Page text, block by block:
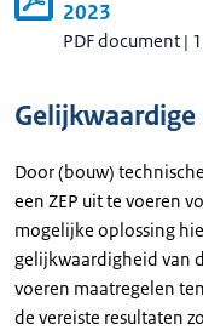
2023
PDF document |
Door (bouw)
een ZEP uit te voeren
mogelijke oplossing
gelijkwaardigheid van
voeren maatregelen
de vereiste resultaten